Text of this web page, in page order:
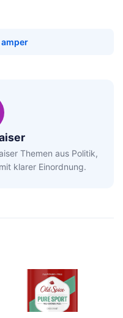
Themen aus Politik,
klarer Einordnung.